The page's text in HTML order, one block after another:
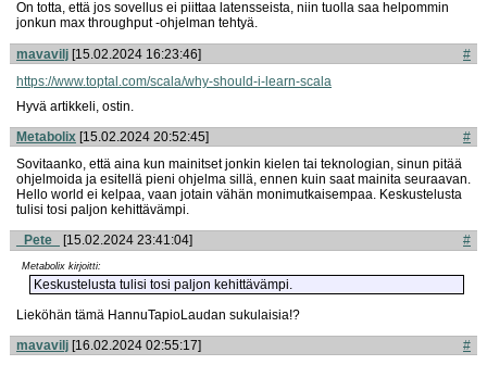
On totta, että jos sovellus ei piittaa latensseista, niin tuolla saa helpommin
jonkun max throughput -ohjelman tehtyä.
mavavilj [15.02.2024 16:23:46]
#
https://www.toptal.com/scala/why-should-i-learn-scala
Hyvä artikkeli, ostin.
Metabolix [15.02.2024 20:52:45]
#
Sovitaanko, että aina kun mainitset jonkin kielen tai teknologian, sinun pitää
ohjelmoida ja esitellä pieni ohjelma sillä, ennen kuin saat mainita seuraavan.
Hello world ei kelpaa, vaan jotain vähän monimutkaisempaa. Keskustelusta
tulisi tosi paljon kehittävämpi.
_Pete_ [15.02.2024 23:41:04] #
Metabolix kirjoitti:
Keskustelusta tulisi tosi paljon kehittävämpi.
Lieköhän tämä HannuTapioLaudan sukulaisia!?
mavavilj [16.02.2024 02:55:17]
#